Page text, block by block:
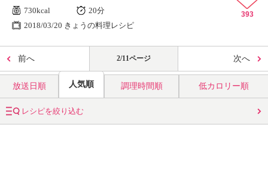
730kcal
20分
2018/03/20 きょうの料理レシピ
393
前へ 2/11ページ 次へ
放送日順 人気順 調理時間順 低カロリー順
レシピを絞り込む